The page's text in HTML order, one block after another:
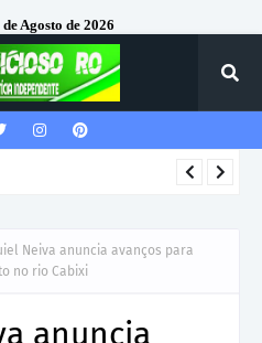
Agosto de 2026
Neiva anuncia avanços para
no rio Cabixi
anuncia